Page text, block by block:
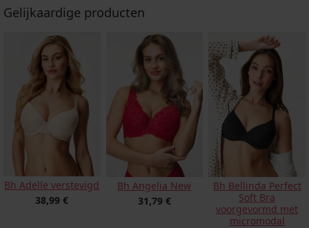
Gelijkaardige producten
Bh Adelle verstevigd
38,99 €
Bh Angelia New
31,79 €
Bh Bellinda Perfect
Soft Bra
voorgevormd met
micromodal